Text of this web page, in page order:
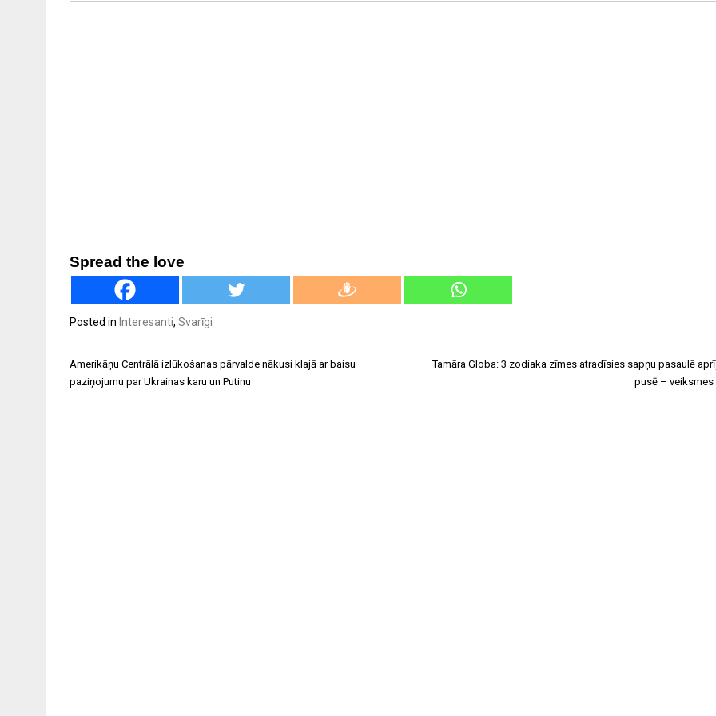
Spread the love
Posted in Interesanti, Svarīgi
Ziņu
izvēlne
Amerikāņu Centrālā izlūkošanas pārvalde nākusi klajā ar baisu
paziņojumu par Ukrainas karu un Putinu
Tamāra Globa: 3 zodiaka zīmes atradīsies sapņu pasaulē
pusē –